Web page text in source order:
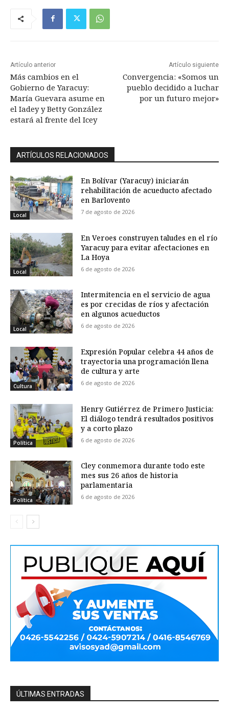
Artículo anterior
Más cambios en el
Gobierno de Yaracuy:
María Guevara asume en
el Iadey y Betty González
estará al frente del Icey
Artículo siguiente
Convergencia: «Somos un
pueblo decidido a luchar
por un futuro mejor»
ARTÍCULOS RELACIONADOS
Local
En Bolívar (Yaracuy) iniciarán
rehabilitación de acueducto afectado
en Barlovento
7 de agosto de 2026
Local
En Veroes construyen taludes en el río
Yaracuy para evitar afectaciones en
La Hoya
6 de agosto de 2026
Local
Intermitencia en el servicio de agua
es por crecidas de ríos y afectación
en algunos acueductos
6 de agosto de 2026
Cultura
Expresión Popular celebra 44 años de
trayectoria una programación llena
de cultura y arte
6 de agosto de 2026
Política
Henry Gutiérrez de Primero Justicia:
El diálogo tendrá resultados positivos
y a corto plazo
6 de agosto de 2026
Política
Cley conmemora durante todo este
mes sus 26 años de historia
parlamentaria
6 de agosto de 2026
ÚLTIMAS ENTRADAS